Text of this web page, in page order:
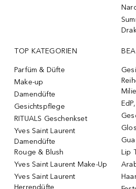
TOP KATEGORIEN
Parfüm & Düfte
Make-up
Damendüfte
Gesichtspflege
RITUALS Geschenkset
Yves Saint Laurent
Damendüfte
Rouge & Blush
Yves Saint Laurent Make-Up
Yves Saint Laurent
Herrendüfte
Lip